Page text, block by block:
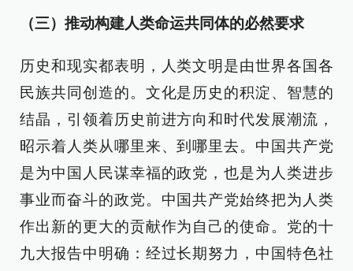
（三）推动构建人类命运共同体的必然要求
历史和现实都表明，人类文明是由世界各国各
民族共同创造的。文化是历史的积淀、智慧的
结晶，引领着历史前进方向和时代发展潮流，
昭示着人类从哪里来、到哪里去。中国共产党
是为中国人民谋幸福的政党，也是为人类进步
事业而奋斗的政党。中国共产党始终把为人类
作出新的更大的贡献作为自己的使命。党的十
九大报告中明确：经过长期努力，中国特色社